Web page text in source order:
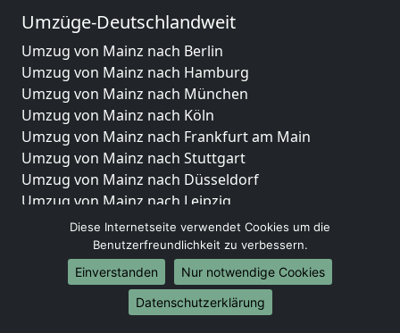
Umzüge-Deutschlandweit
Umzug von Mainz nach Berlin
Umzug von Mainz nach Hamburg
Umzug von Mainz nach München
Umzug von Mainz nach Köln
Umzug von Mainz nach Frankfurt am Main
Umzug von Mainz nach Stuttgart
Umzug von Mainz nach Düsseldorf
Umzug von Mainz nach Leipzig
Umzug von Mainz nach Dortmund
Umzug von Mainz nach Essen
Umzug von Mainz nach Bremen
Umzug von Mainz nach Dresden
Umzug von Mainz nach Hannover
Diese Internetseite verwendet Cookies um die
Benutzerfreundlichkeit zu verbessern.
Einverstanden
Nur notwendige Cookies
Datenschutzerklärung